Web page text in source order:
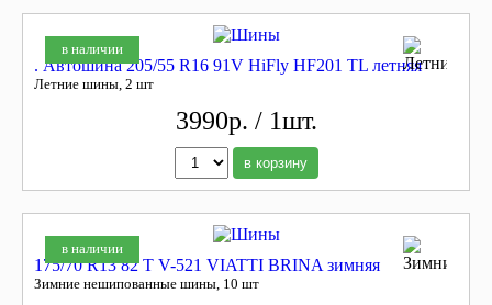
в наличии
. Автошина 205/55 R16 91V HiFly HF201 TL летняя
Летние шины, 2 шт
3990р. / 1шт.
в корзину
в наличии
175/70 R13 82 T V-521 VIATTI BRINA зимняя
Зимние нешипованные шины, 10 шт